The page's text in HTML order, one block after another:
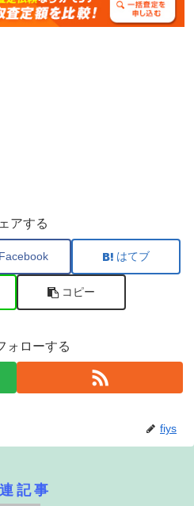
アする
Facebook はてブ
コピー
ォローする
fiys
記事